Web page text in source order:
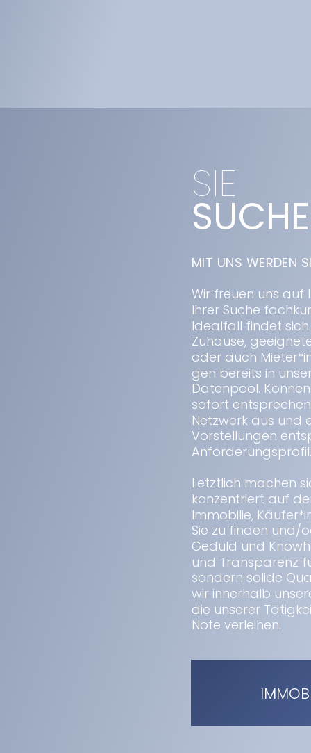
SIE
MIT UNS WERDEN
Wir freuen uns
Ihrer Suche
Idealfall findet
Zuhause,
oder auch
gen bereits in
Datenpool.
sofort
Netzwerk aus und
Vorstellungen
Anforderungsprofil.
Letztlich machen
konzentriert auf
Immobilie,
Sie zu finden und/
Geduld und
und Transparenz
sondern solide
wir innerhalb
die unserer
Note verleihen.